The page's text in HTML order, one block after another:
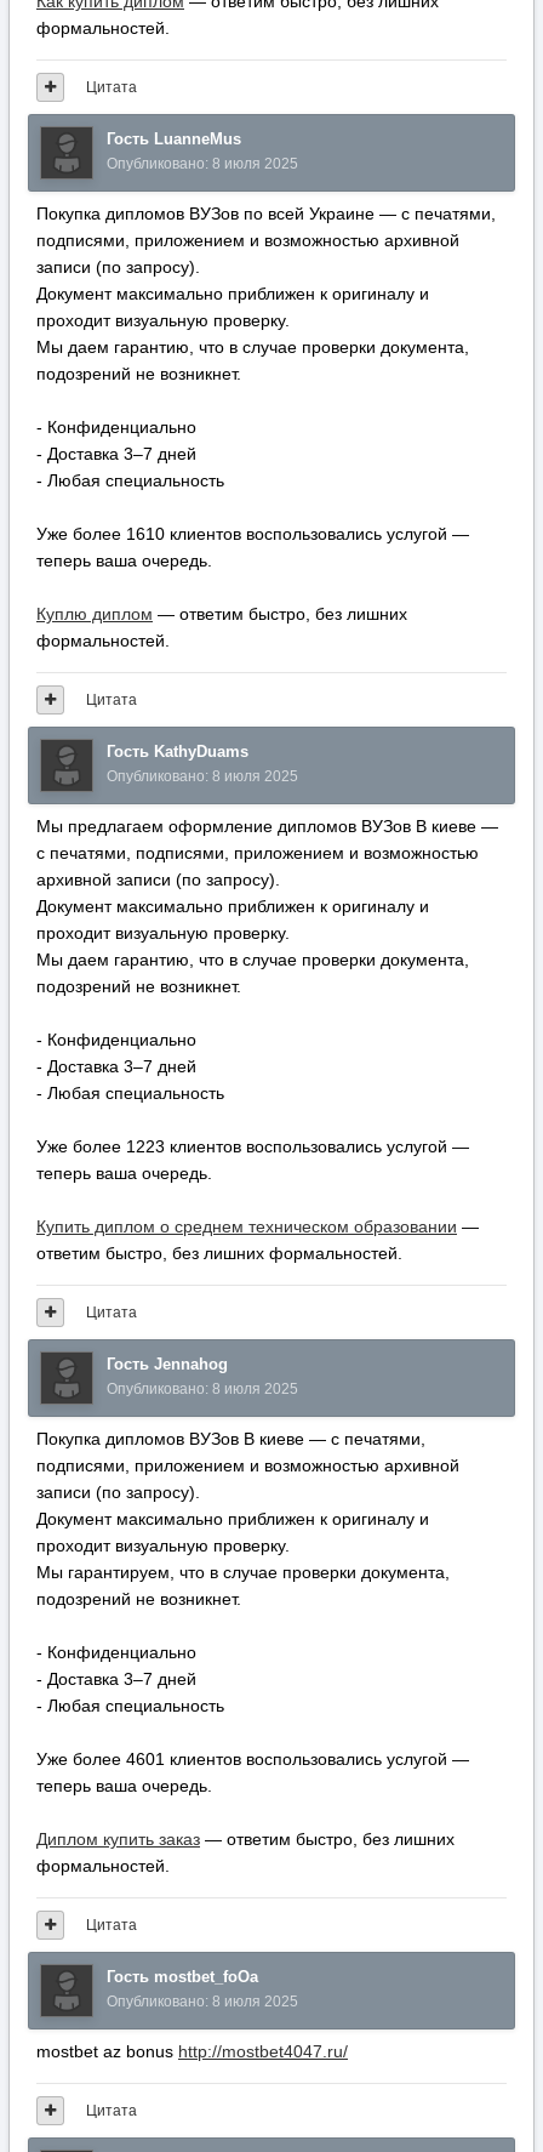
формальностей.
Цитата
Гость LuanneMus
Опубликовано: 8 июля 2025
Покупка дипломов ВУЗов по всей Украине — с печатями,
подписями, приложением и возможностью архивной
записи (по запросу).
Документ максимально приближен к оригиналу и
проходит визуальную проверку.
Мы даем гарантию, что в случае проверки документа,
подозрений не возникнет.
- Конфиденциально
- Доставка 3–7 дней
- Любая специальность
Уже более 1610 клиентов воспользовались услугой —
теперь ваша очередь.
Куплю диплом — ответим быстро, без лишних
формальностей.
Цитата
Гость KathyDuams
Опубликовано: 8 июля 2025
Мы предлагаем оформление дипломов ВУЗов В киеве —
с печатями, подписями, приложением и возможностью
архивной записи (по запросу).
Документ максимально приближен к оригиналу и
проходит визуальную проверку.
Мы даем гарантию, что в случае проверки документа,
подозрений не возникнет.
- Конфиденциально
- Доставка 3–7 дней
- Любая специальность
Уже более 1223 клиентов воспользовались услугой —
теперь ваша очередь.
Купить диплом о среднем техническом образовании —
ответим быстро, без лишних формальностей.
Цитата
Гость Jennahog
Опубликовано: 8 июля 2025
Покупка дипломов ВУЗов В киеве — с печатями,
подписями, приложением и возможностью архивной
записи (по запросу).
Документ максимально приближен к оригиналу и
проходит визуальную проверку.
Мы гарантируем, что в случае проверки документа,
подозрений не возникнет.
- Конфиденциально
- Доставка 3–7 дней
- Любая специальность
Уже более 4601 клиентов воспользовались услугой —
теперь ваша очередь.
Диплом купить заказ — ответим быстро, без лишних
формальностей.
Цитата
Гость mostbet_foOa
Опубликовано: 8 июля 2025
mostbet az bonus http://mostbet4047.ru/
Цитата